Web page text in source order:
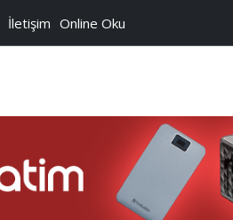
İletişim Online Oku